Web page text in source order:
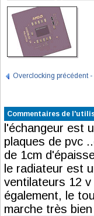
Overclocking précédent
Commentaires de
l'échangeur est
plaques de pvc
de 1cm
le radiateur est
ventilateurs 12
également, le
marche très